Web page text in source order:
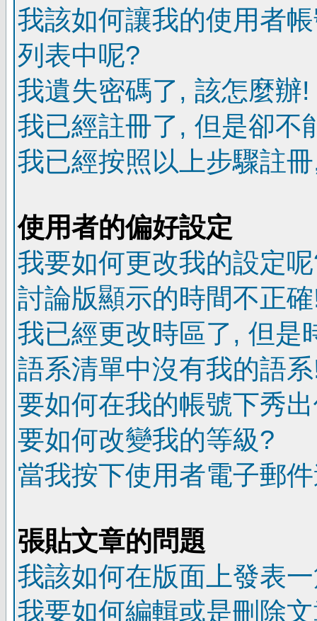
我該如何讓我的使用者
列表中呢?
我遺失密碼了, 該怎麼辦!
我已經註冊了, 但是卻不
我已經按照以上步驟註
使用者的偏好設定
我要如何更改我的設定
討論版顯示的時間不正
我已經更改時區了, 但是
語系清單中沒有我的語
要如何在我的帳號下秀
要如何改變我的等級?
當我按下使用者電子郵
張貼文章的問題
我該如何在版面上發表
我要如何編輯或是刪除